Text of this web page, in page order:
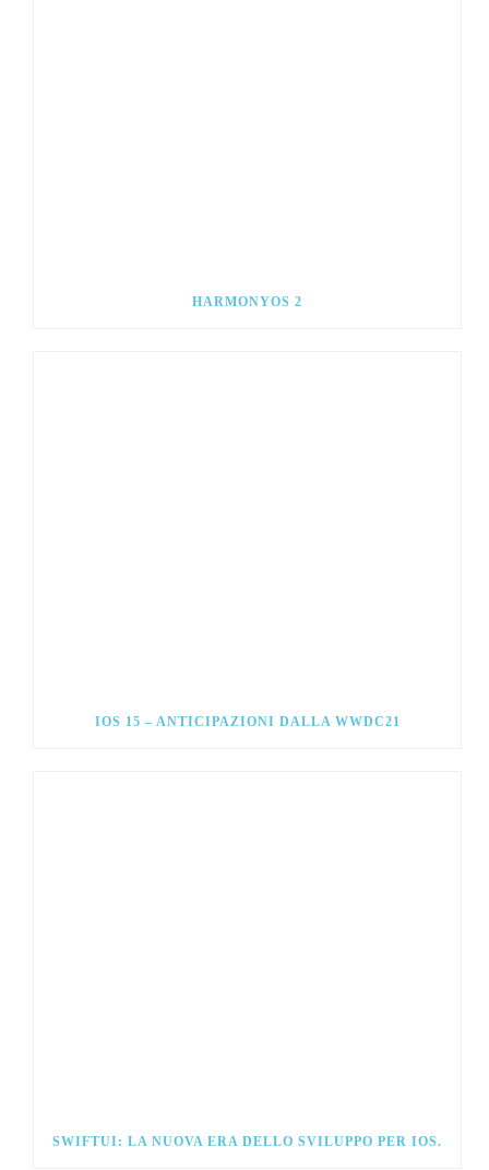
HARMONYOS 2
IOS 15 – ANTICIPAZIONI DALLA WWDC21
SWIFTUI: LA NUOVA ERA DELLO SVILUPPO PER IOS.